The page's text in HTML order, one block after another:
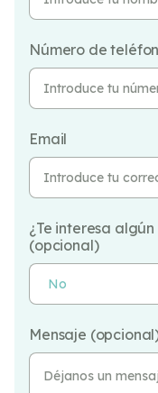
Número de
Email
¿Te interesa
(opcional)
Mensaje